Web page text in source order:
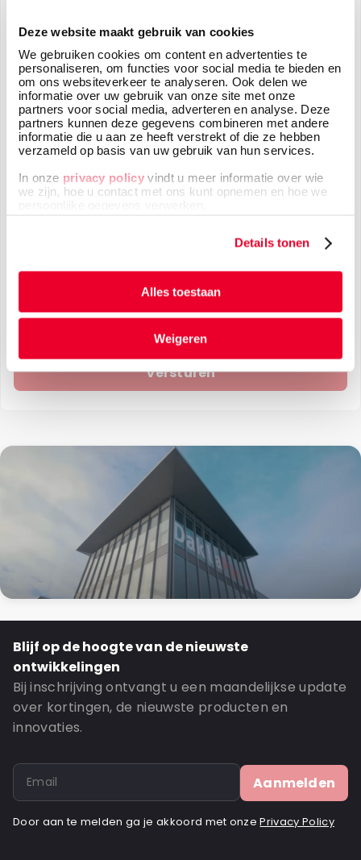
Deze website maakt gebruik van cookies
We gebruiken cookies om content en advertenties te
personaliseren, om functies voor social media te bieden en
om ons websiteverkeer te analyseren. Ook delen we
informatie over uw gebruik van onze site met onze
partners voor social media, adverteren en analyse. Deze
partners kunnen deze gegevens combineren met andere
informatie die u aan ze heeft verstrekt of die ze hebben
verzameld op basis van uw gebruik van hun services.
In onze privacy policy vindt u meer informatie over wie
we zijn, hoe u contact met ons kunt opnemen en hoe we
Details tonen
Alles toestaan
Weigeren
Telefoonnummer*
Blijf op de hoogte van de nieuwste
ontwikkelingen
Bij inschrijving ontvangt u een maandelijkse update
over kortingen, de nieuwste producten en
innovaties.
Aanmelden
Door aan te melden ga je akkoord met onzePrivacy Policy